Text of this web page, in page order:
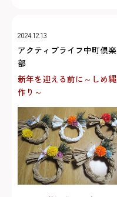
2024.12.13
アクティブライフ中町倶楽
部
新年を迎える前に～しめ縄
作り～